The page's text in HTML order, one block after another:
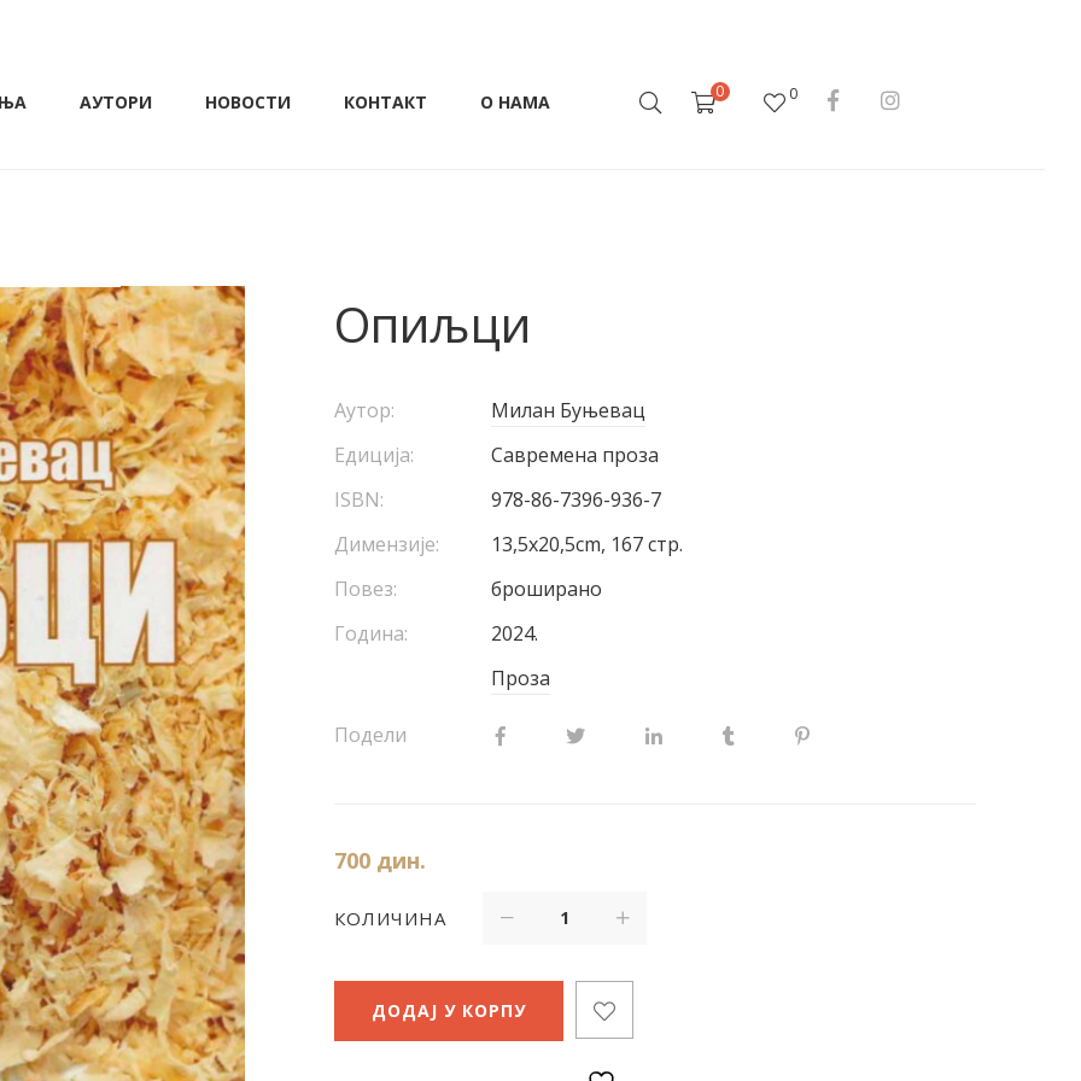
АУТОРИ НОВОСТИ КОНТАКТ О НАМА 0 0
Опиљци
Аутор:
Милан Буњевац
Едиција:
Савремена проза
ISBN:
978-86-7396-936-7
Димензије:
13,5х20,5cm, 167 стр.
Повез:
броширано
Година:
2024.
Проза
Подели
700 дин.
КОЛИЧИНА
ДОДАЈ У КОРПУ